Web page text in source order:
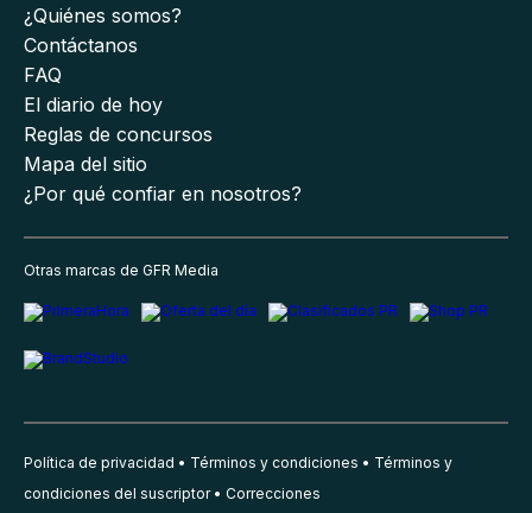
¿Quiénes somos?
Contáctanos
FAQ
El diario de hoy
Reglas de concursos
Mapa del sitio
¿Por qué confiar en nosotros?
Otras marcas de GFR Media
Política de privacidad Términos y condiciones
Términos y
condiciones del suscriptor
Correcciones